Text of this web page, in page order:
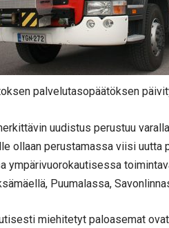
palvelutasopäätöksen
uudistus perustuu
ollaan perustamassa viisi uutta
ympärivuorokautisessa
Puumalassa,
miehitetyt paloasemat